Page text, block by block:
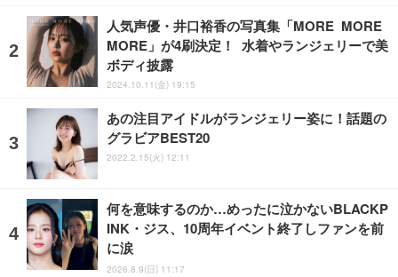
人気声優・井口裕香の写真集「MORE MORE
MORE」が4刷決定！ 水着やランジェリーで美
ボディ披露
2024.10.11(金) 19:15
あの注目アイドルがランジェリー姿に！話題の
グラビアBEST20
2022.2.15(火) 12:11
何を意味するのか…めったに泣かないBLACKP
INK・ジス、10周年イベント終了しファンを前
に涙
2026.8.9(日) 11:17